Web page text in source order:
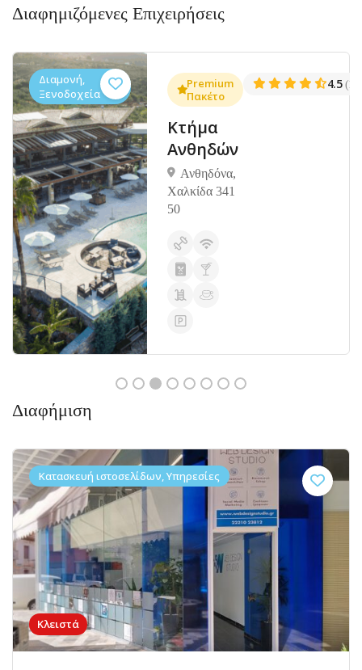
Διαφημιζόμενες Επιχειρήσεις
(1381)
Διαμονή,
Ξενοδοχεία
Premium
Πακέτο
Κτήμα
Ανθηδών
Ανθηδόνα,
Χαλκίδα 341
50
4.5
Διαφήμιση
Κλειστά
Κατασκευή ιστοσελίδων, Υπηρεσίες